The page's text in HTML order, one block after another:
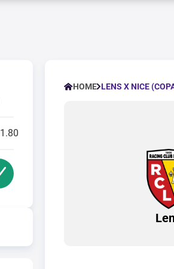
1.80
HOME LENS X NICE